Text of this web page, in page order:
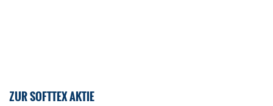
ZUR SOFTTEX AKTIE